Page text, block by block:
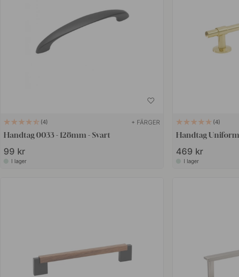
4 + FÄRGER
Handtag 0033 - 128mm - Svart
99 kr
I lager
4
Handtag Uniform
469 kr
I lager